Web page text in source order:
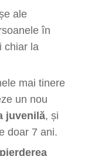
ale
în
chiar la
mai tinere
un nou
juvenilă, și
doar 7 ani.